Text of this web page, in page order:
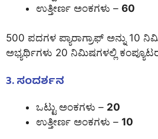
ಉತ್ತೀರ್ಣ ಅಂಕಗಳು – 60
500 ಪದಗಳ ಪ್ಯಾರಾಗ್ರಾಫ್ ಅನ್ನು 10
ಅಭ್ಯರ್ಥಿಗಳು 20 ನಿಮಿಷಗಳಲ್ಲಿ
3. ಸಂದರ್ಶನ
ಒಟ್ಟು ಅಂಕಗಳು – 20
ಉತ್ತೀರ್ಣ ಅಂಕಗಳು – 10